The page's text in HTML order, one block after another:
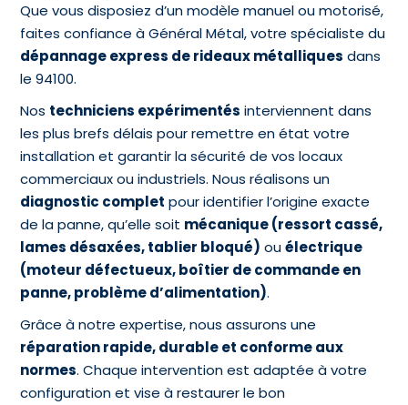
Que vous disposiez d’un modèle manuel ou motorisé,
faites confiance à Général Métal, votre spécialiste du
dépannage express de rideaux métalliques dans
le 94100.
Nos techniciens expérimentés interviennent dans
les plus brefs délais pour remettre en état votre
installation et garantir la sécurité de vos locaux
commerciaux ou industriels. Nous réalisons un
diagnostic complet pour identifier l’origine exacte
de la panne, qu’elle soit mécanique (ressort cassé,
lames désaxées, tablier bloqué) ouélectrique
(moteur défectueux, boîtier de commande en
panne, problème d’alimentation).
Grâce à notre expertise, nous assurons une
réparation rapide, durable et conforme aux
normes. Chaque intervention est adaptée à votre
configuration et vise à restaurer le bon